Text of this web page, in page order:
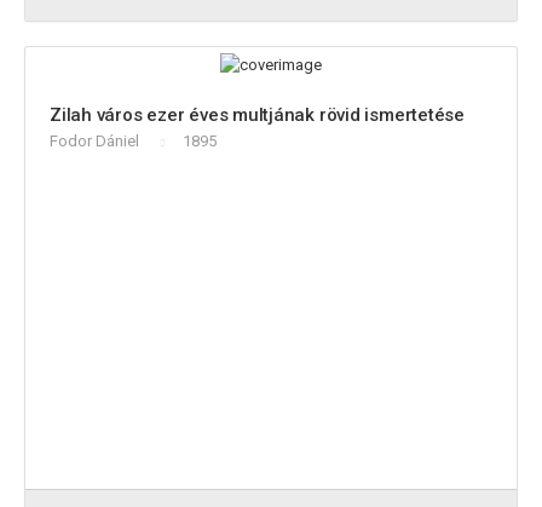
Zilah város ezer éves multjának rövid ismertetése
Fodor Dániel 1895